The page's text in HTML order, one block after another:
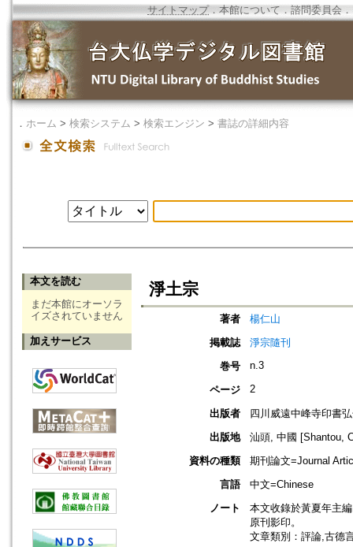
サイトマップ．本館について ． 諮問委員会 ．
． ホーム > 検索システム > 検索エンジン > 書誌の詳細内容
本文を読む
まだ本館にオーソラ
イズされていません
加えサービス
淨土宗
著者
楊仁山
掲載誌
淨宗隨刊
巻号
n.3
ページ 2
出版者
四川威遠中峰寺印書
出版地
汕頭, 中國 [Shantou,
資料の種類
期刊論文=Journal
言語
中文=Chinese
ノート
本文收錄於黃夏年主
原刊影印。
文章類別：評論,古德